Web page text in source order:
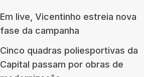
Em live, Vicentinho estreia nova
fase da campanha
Cinco quadras poliesportivas da
Capital passam por obras de